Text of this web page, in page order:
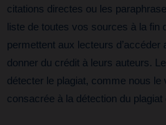
citations directes ou les
liste de toutes vos sources à la fin
permettent aux lecteurs
donner du crédit à leurs auteurs.
détecter le plagiat, comme nous le
consacrée à la détection du